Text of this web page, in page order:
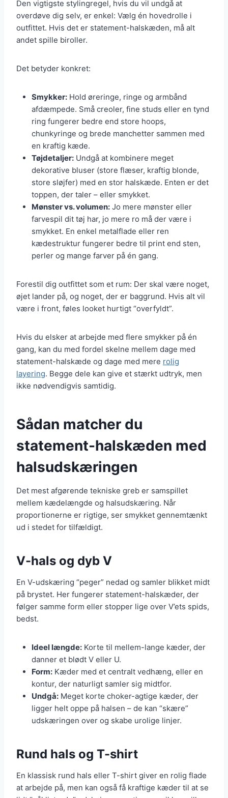
Den vigtigste stylingregel, hvis du vil undgå at
overdøve dig selv, er enkel: Vælg én hovedrolle i
outfittet. Hvis det er statement-halskæden, må alt
andet spille biroller.
Det betyder konkret:
Smykker: Hold øreringe, ringe og armbånd
afdæmpede. Små creoler, fine studs eller en tynd
ring fungerer bedre end store hoops,
chunkyringe og brede manchetter sammen med
en kraftig kæde.
Tøjdetaljer: Undgå at kombinere meget
dekorative bluser (store flæser, kraftig blonde,
store sløjfer) med en stor halskæde. Enten er det
toppen, der taler – eller smykket.
Mønster vs. volumen: Jo mere mønster eller
farvespil dit tøj har, jo mere ro må der være i
smykket. En enkel metalflade eller ren
kædestruktur fungerer bedre til print end sten,
perler og mange farver på én gang.
Forestil dig outfittet som et rum: Der skal være noget,
øjet lander på, og noget, der er baggrund. Hvis alt vil
være i front, føles looket hurtigt “overfyldt”.
Hvis du elsker at arbejde med flere smykker på én
gang, kan du med fordel skelne mellem dage med
statement-halskæde og dage med mere rolig
layering. Begge dele kan give et stærkt udtryk, men
ikke nødvendigvis samtidig.
Sådan matcher du
statement-halskæden med
halsudskæringen
Det mest afgørende tekniske greb er samspillet
mellem kædelængde og halsudskæring. Når
proportionerne er rigtige, ser smykket gennemtænkt
ud i stedet for tilfældigt.
V-hals og dyb V
En V-udskæring “peger” nedad og samler blikket midt
på brystet. Her fungerer statement-halskæder, der
følger samme form eller stopper lige over V’ets spids,
bedst.
Ideel længde: Korte til mellem-lange kæder, der
danner et blødt V eller U.
Form: Kæder med et centralt vedhæng, eller en
kontur, der naturligt samler sig midtfor.
Undgå: Meget korte choker-agtige kæder, der
ligger helt oppe på halsen – de kan “skære”
udskæringen over og skabe urolige linjer.
Rund hals og T-shirt
En klassisk rund hals eller T-shirt giver en rolig flade
at arbejde på, men kan også få kraftige kæder til at se